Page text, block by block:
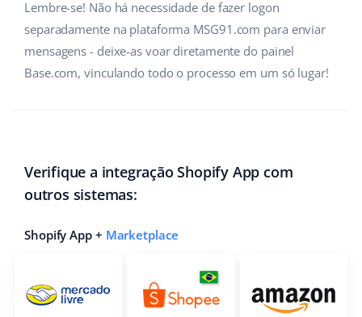
Parceiros Base
polski
português (BR)
Lembre-se! Não há necessidade de fazer logon
separadamente na plataforma MSG91.com para enviar
mensagens - deixe-as voar diretamente do painel
Base.com, vinculando todo o processo em um só lugar!
Verifique a integração Shopify App com
outros sistemas:
Shopify App + Marketplace